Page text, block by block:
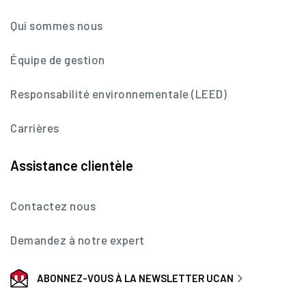
Qui sommes nous
Équipe de gestion
Responsabilité environnementale (LEED)
Carrières
Assistance clientèle
Contactez nous
Demandez à notre expert
ABONNEZ-VOUS À LA NEWSLETTER UCAN